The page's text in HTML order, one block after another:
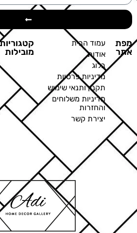
מפת
אתר
עמוד הבית
אודות
בלוג
מדיניות פרטיות
תקנון ותנאי שימוש
מדיניות משלוחים
והחזרות
יצירת קשר
קטגוריות
מובילות